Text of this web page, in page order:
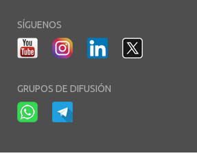
SÍGUENOS
GRUPOS DE DIFUSIÓN